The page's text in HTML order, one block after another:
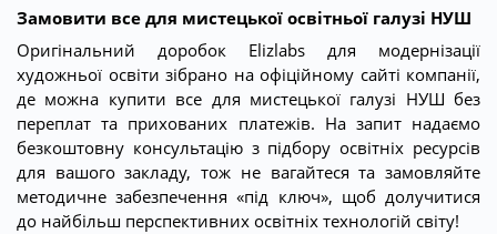
Замовити все для мистецької освітньої галузі НУШ
Оригінальний доробок Elizlabs для модернізації
художньої освіти зібрано на офіційному сайті компанії,
де можна купити все для мистецької галузі НУШ без
переплат та прихованих платежів. На запит надаємо
безкоштовну консультацію з підбору освітніх ресурсів
для вашого закладу, тож не вагайтеся та замовляйте
методичне забезпечення «під ключ», щоб долучитися
до найбільш перспективних освітніх технологій світу!